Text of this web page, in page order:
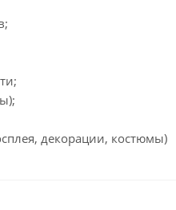
декорации, костюмы)